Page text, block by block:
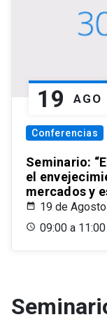
19 AGO
Conferencias
Seminario:
el
mercados y
19 de
09:00 a